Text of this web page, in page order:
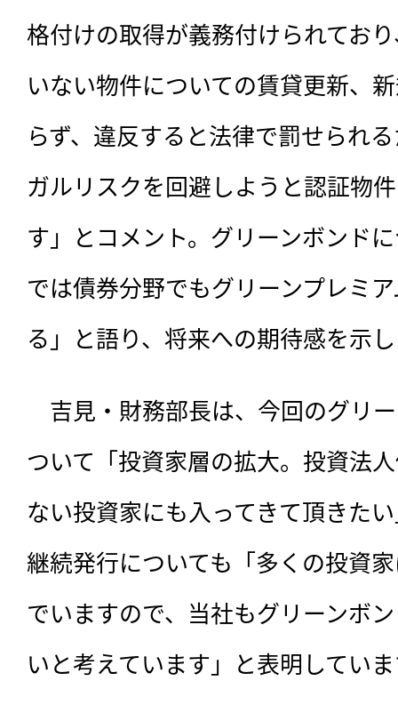
格付けの取得が義務付けられてお
いない物件についての賃貸更新、
らず、違反すると法律で罰せられ
ガルリスクを回避しようと認証物
す」とコメント。グリーンボンド
では債券分野でもグリーンプレミ
る」と語り、将来への期待感を示
吉見・財務部長は、今回のグリ
ついて「投資家層の拡大。投資法
ない投資家にも入ってきて頂きた
継続発行についても「多くの投資
でいますので、当社もグリーンボ
いと考えています」と表明してい